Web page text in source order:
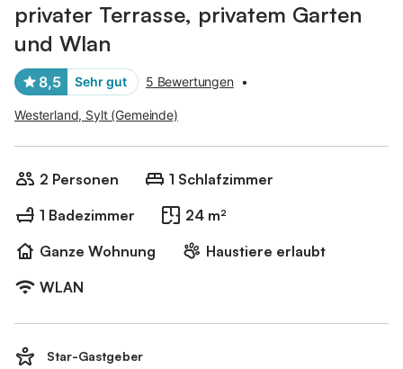
privater Terrasse, privatem Garten
und Wlan
8,5 Sehr gut 5 Bewertungen •
Westerland, Sylt (Gemeinde)
2 Personen
1 Schlafzimmer
1 Badezimmer
24 m²
Ganze Wohnung
Haustiere erlaubt
WLAN
Star-Gastgeber